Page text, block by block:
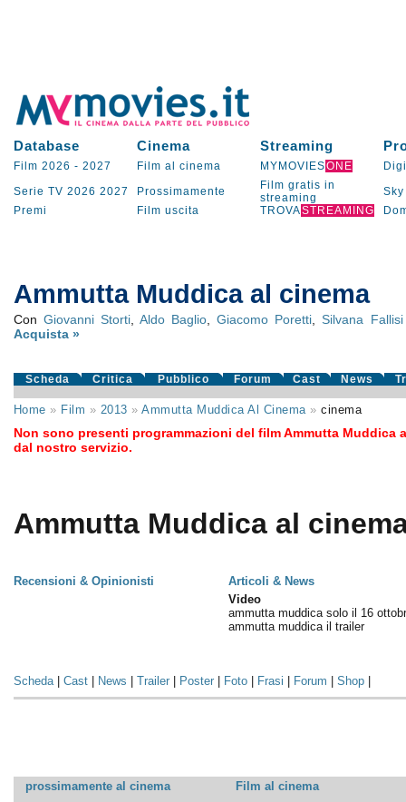
Database Cinema Streaming
Film 2026 - 2027 Film al cinema MYMOVIESONE
Serie TV 2026 2027 Prossimamente
Film gratis in
streaming
Sky
Premi
Film uscita TROVASTREAMING
Ammutta Muddica al cinema
Con Giovanni Storti,Aldo Baglio ,Giacomo Poretti ,Silvana Fallisi
Acquista »
Scheda Critica Pubblico Forum Cast News
Home » Film » 2013 »Ammutta Muddica Al Cinema»cinema
Non sono presenti programmazioni del film Ammutta Muddica
dal nostro servizio.
Ammutta Muddica al
Recensioni & Opinionisti
Articoli & News
Video
ammutta muddica solo il 16
ammutta muddica il trailer
Scheda| Cast| News Trailer| Poster| Foto| Frasi Forum Shop|
prossimamente al cinema
Film al cinema